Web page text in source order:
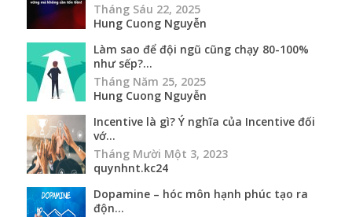
Tháng Sáu 22, 2025
Hung Cuong Nguyễn
Làm sao để đội ngũ cũng chạy 80-100%
như sếp?...
Tháng Năm 25, 2025
Hung Cuong Nguyễn
Incentive là gì? Ý nghĩa của Incentive đối
vớ...
Tháng Mười Một 3, 2023
quynhnt.kc24
Dopamine – hóc môn hạnh phúc tạo ra
độn...